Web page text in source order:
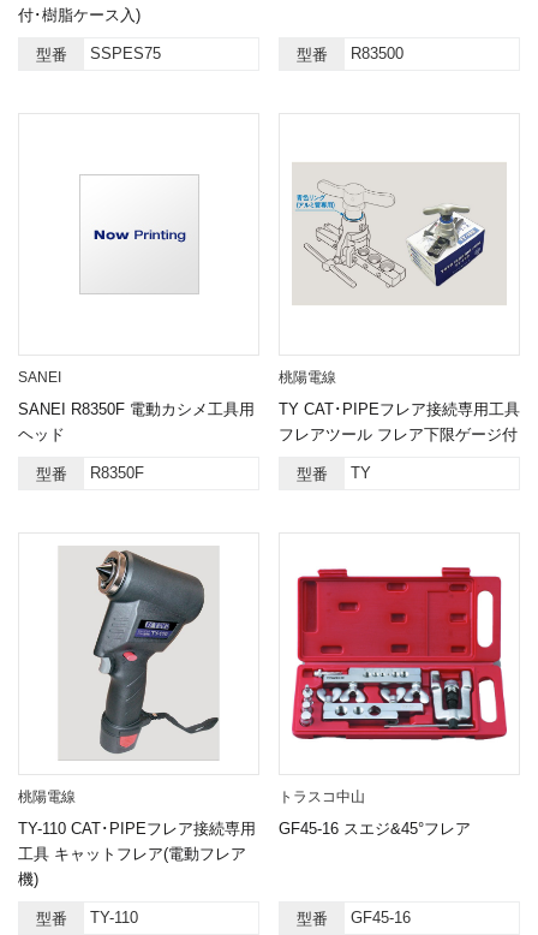
付･樹脂ケース入)
型番 SSPES75 型番 R83500
SANEI
SANEI R8350F 電動カシメ工具用
ヘッド
型番 R8350F
桃陽電線
TY CAT･PIPEフレア接続専用工具
フレアツール フレア下限ゲージ付
型番 TY
桃陽電線
TY-110 CAT･PIPEフレア接続専用
工具 キャットフレア(電動フレア
機)
型番 TY-110
トラスコ中山
GF45-16 スエジ&45°フレア
型番 GF45-16